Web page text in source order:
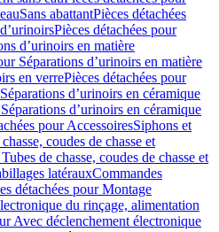
Sans abattantPièces détachées
Pièces détachées pour
d’urinoirs en matière
Séparations d’urinoirs en matière
en verrePièces détachées pour
Séparations d’urinoirs en céramique
d’urinoirs en céramique
pour AccessoiresSiphons et
coudes de chasse et
de chasse, coudes de chasse et
latérauxCommandes
détachées pour Montage
du rinçage, alimentation
Avec déclenchement électronique